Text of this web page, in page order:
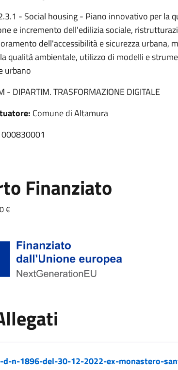
- Social housing - Piano innovativo per la
e incremento dell'edilizia sociale,
dell'accessibilità e sicurezza urbana,
qualità ambientale, utilizzo di modelli e
urbano
- DIPARTIM. TRASFORMAZIONE DIGITALE
Comune di Altamura
Finanziato
€
d-n-1896-del-30-12-2022-ex-monastero-